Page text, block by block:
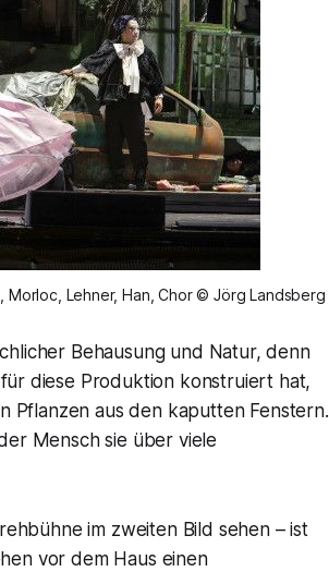
Morloc, Lehner, Han, Chor © Jörg Landsberg
Behausung und Natur, denn
für diese Produktion konstruiert hat,
Pflanzen aus den kaputten Fenstern.
Mensch sie über viele
im zweiten Bild sehen – ist
vor dem Haus einen